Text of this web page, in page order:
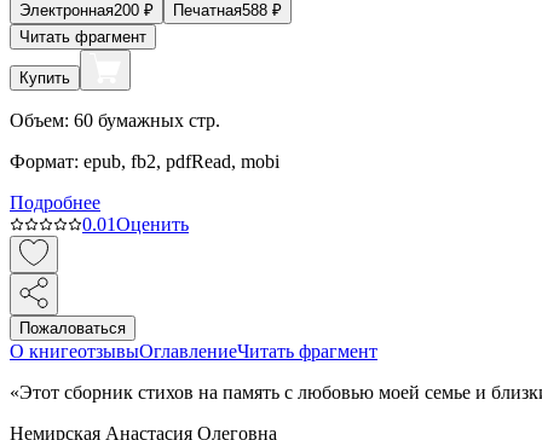
Электронная200 ₽ Печатная588 ₽
Читать фрагмент
Купить
Объем: 60 бумажных стр.
Формат: epub, fb2, pdfRead, mobi
Подробнее
0.01Оценить
Пожаловаться
О книгеотзывыОглавлениеЧитать фрагмент
«Этот сборник стихов на память с любовью моей семье и
Немирская Анастасия Олеговна